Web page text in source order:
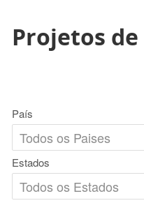
Projetos de
País
Estados